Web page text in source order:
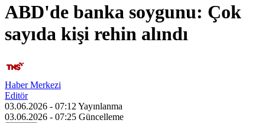
ABD'de banka soygunu: Çok
sayıda kişi rehin alındı
Haber Merkezi
Editör
03.06.2026 - 07:12 Yayınlanma
03.06.2026 - 07:25 Güncelleme